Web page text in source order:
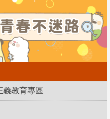
義教育專區